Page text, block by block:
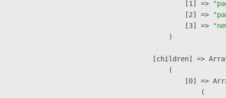
                    [1] =>
                    [2] =>
                    [3] =>
                )
[children] =>
                (
[0] =>
                        (